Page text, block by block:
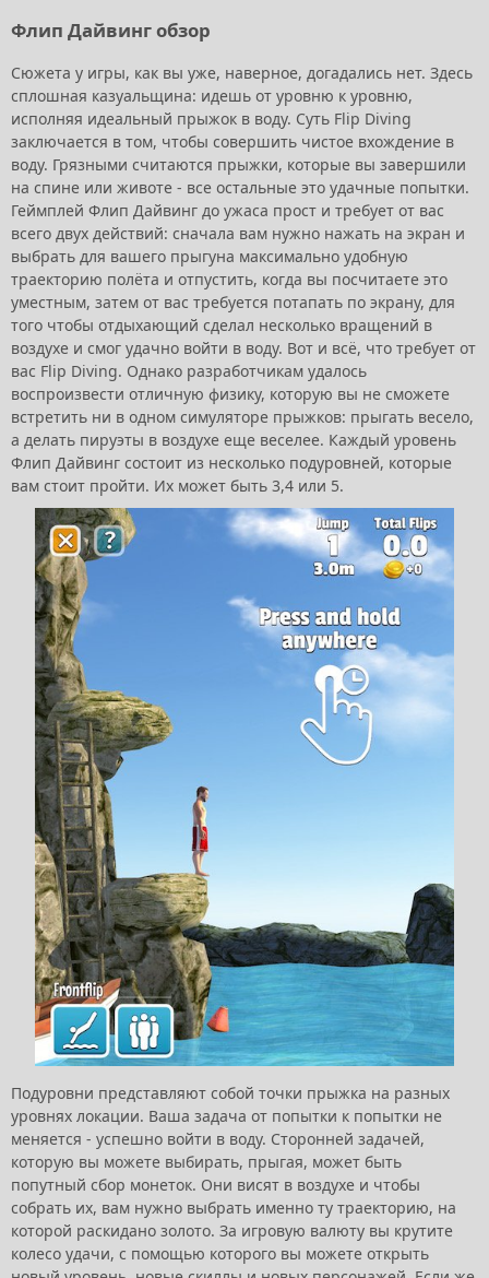
Флип Дайвинг обзор
Сюжета у игры, как вы уже, наверное, догадались нет. Здесь
сплошная казуальщина: идешь от уровню к уровню,
исполняя идеальный прыжок в воду. Суть Flip Diving
заключается в том, чтобы совершить чистое вхождение в
воду. Грязными считаются прыжки, которые вы завершили
на спине или животе - все остальные это удачные попытки.
Геймплей Флип Дайвинг до ужаса прост и требует от вас
всего двух действий: сначала вам нужно нажать на экран и
выбрать для вашего прыгуна максимально удобную
траекторию полёта и отпустить, когда вы посчитаете это
уместным, затем от вас требуется потапать по экрану, для
того чтобы отдыхающий сделал несколько вращений в
воздухе и смог удачно войти в воду. Вот и всё, что требует от
вас Flip Diving. Однако разработчикам удалось
воспроизвести отличную физику, которую вы не сможете
встретить ни в одном симуляторе прыжков: прыгать весело,
а делать пируэты в воздухе еще веселее. Каждый уровень
Флип Дайвинг состоит из несколько подуровней, которые
вам стоит пройти. Их может быть 3,4 или 5.
Подуровни представляют собой точки прыжка на разных
уровнях локации. Ваша задача от попытки к попытки не
меняется - успешно войти в воду. Сторонней задачей,
которую вы можете выбирать, прыгая, может быть
попутный сбор монеток. Они висят в воздухе и чтобы
собрать их, вам нужно выбрать именно ту траекторию, на
которой раскидано золото. За игровую валюту вы крутите
колесо удачи, с помощью которого вы можете открыть